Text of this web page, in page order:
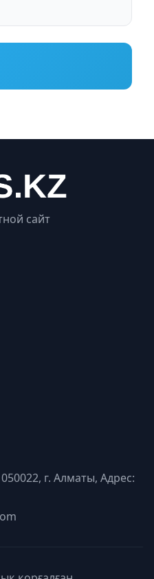
сайт
г. Алматы, Адрес: